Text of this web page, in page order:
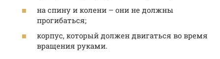
на спину и колени – они не должны
прогибаться;
корпус, который должен двигаться во время
вращения руками.